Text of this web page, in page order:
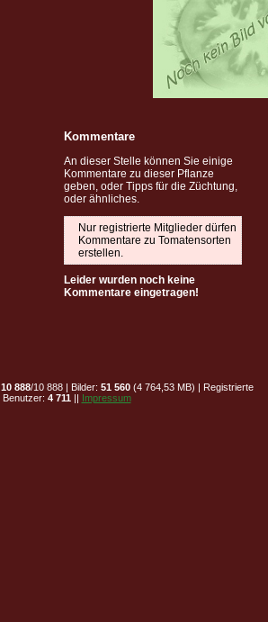
Kommentare
An dieser Stelle können Sie einige
Kommentare zu dieser Pflanze
geben, oder Tipps für die Züchtung,
oder ähnliches.
Nur registrierte Mitglieder dürfen
Kommentare zu Tomatensorten
erstellen.
Leider wurden noch keine
Kommentare eingetragen!
10 888/10 888 | Bilder: 51 560(4 764,53 MB) | Registrierte
Benutzer: 4 711 || Impressum